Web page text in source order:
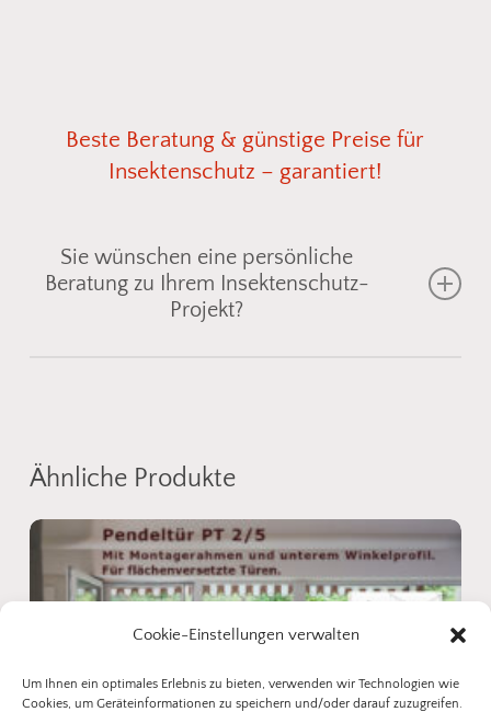
Cookie-Einstellungen verwalten
Um Ihnen ein optimales Erlebnis zu bieten, verwenden wir Technologien wie
Cookies, um Geräteinformationen zu speichern und/oder darauf zuzugreifen.
Beste Beratung & günstige Preise für
Insektenschutz – garantiert!
Sie wünschen eine persönliche
Beratung zu Ihrem Insektenschutz-
Projekt?
Einbausituation. Senden Sie uns einfach ein Foto
vom gewünschten Bereich, und wir zeigen Ihnen
geeigneteFliegengitteroderSpannrahmenaus
unserem Sortiment. So einfach kann
Fotos senden
Ähnliche Produkte